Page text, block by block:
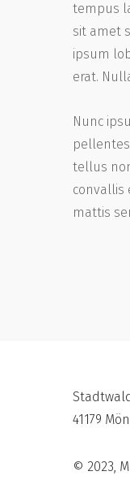
tempus
sit amet
ipsum
erat.
Nunc
tellus
convallis
mattis
41179
© 2023,